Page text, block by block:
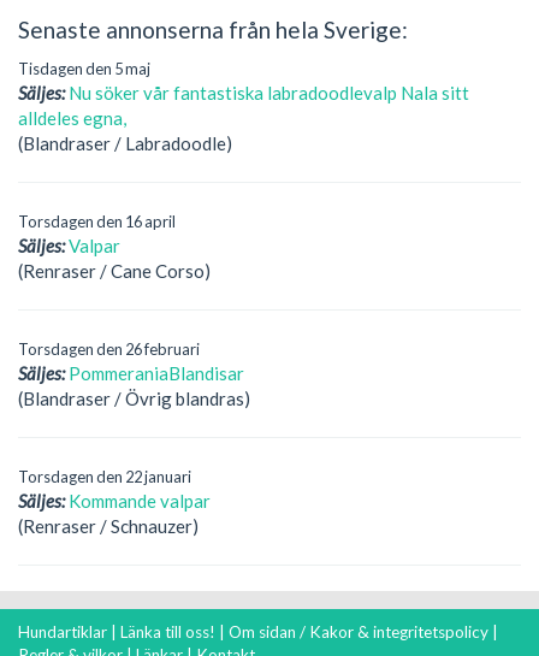
Senaste annonserna från hela Sverige:
Tisdagen den 5 maj
Säljes: Nu söker vår fantastiska labradoodlevalp Nala sitt
alldeles egna,
(Blandraser / Labradoodle)
Torsdagen den 16 april
Säljes:Valpar
(Renraser / Cane Corso)
Torsdagen den 26 februari
Säljes: PommeraniaBlandisar
(Blandraser / Övrig blandras)
Torsdagen den 22 januari
Säljes: Kommande valpar
(Renraser / Schnauzer)
Hundartiklar | Länka till oss! | Om sidan / Kakor & integritetspolicy |